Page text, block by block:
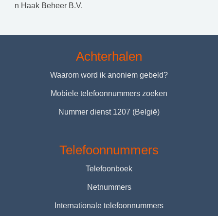
n Haak Beheer B.V.
Achterhalen
Waarom word ik anoniem gebeld?
Mobiele telefoonnummers zoeken
Nummer dienst 1207 (België)
Telefoonnummers
Telefoonboek
Netnummers
Internationale telefoonnummers